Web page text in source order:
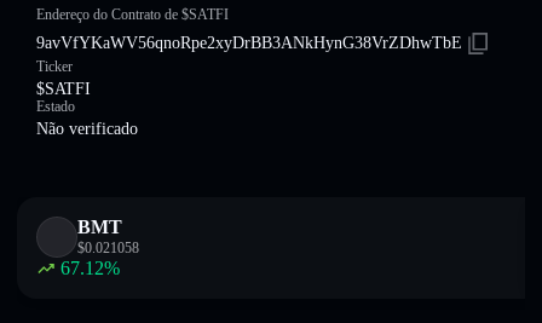
Endereço do Contrato de $SATFI
9avVfYKaWV56qnoRpe2xyDrBB3ANkHynG38VrZDhwTbE
Ticker
$SATFI
Estado
Não verificado
BMT
$0.021058
67.12%